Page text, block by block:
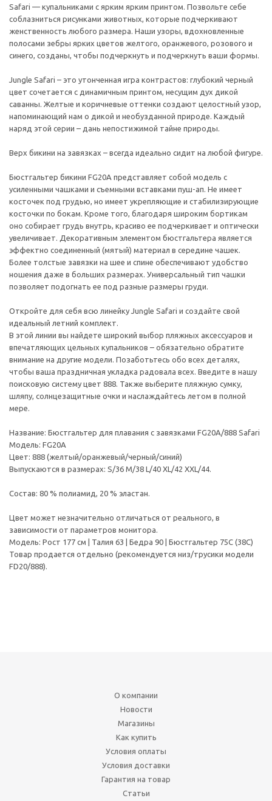
Safari — купальниками с ярким ярким принтом. Позвольте себе
соблазниться рисунками животных, которые подчеркивают
женственность любого размера. Наши узоры, вдохновленные
полосами зебры ярких цветов желтого, оранжевого, розового и
синего, созданы, чтобы подчеркнуть и подчеркнуть ваши формы.
Jungle Safari – это утонченная игра контрастов: глубокий черный
цвет сочетается с динамичным принтом, несущим дух дикой
саванны. Желтые и коричневые оттенки создают целостный узор,
напоминающий нам о дикой и необузданной природе. Каждый
наряд этой серии – дань непостижимой тайне природы.
Верх бикини на завязках – всегда идеально сидит на любой фигуре.
Бюстгальтер бикини FG20A представляет собой модель с
усиленными чашками и съемными вставками пуш-ап. Не имеет
косточек под грудью, но имеет укрепляющие и стабилизирующие
косточки по бокам. Кроме того, благодаря широким бортикам
оно собирает грудь внутрь, красиво ее подчеркивает и оптически
увеличивает. Декоративным элементом бюстгальтера является
эффектно соединенный (мятый) материал в середине чашек.
Более толстые завязки на шее и спине обеспечивают удобство
ношения даже в больших размерах. Универсальный тип чашки
позволяет подогнать ее под разные размеры груди.
Откройте для себя всю линейку Jungle Safari и создайте свой
идеальный летний комплект.
В этой линии вы найдете широкий выбор пляжных аксессуаров и
впечатляющих цельных купальников – обязательно обратите
внимание на другие модели. Позаботьтесь обо всех деталях,
чтобы ваша праздничная укладка радовала всех. Введите в нашу
поисковую систему цвет 888. Также выберите пляжную сумку,
шляпу, солнцезащитные очки и наслаждайтесь летом в полной
мере.
Название: Бюстгальтер для плавания с завязками FG20A/888 Safari
Модель: FG20A
Цвет: 888 (желтый/оранжевый/черный/синий)
Выпускаются в размерах: S/36 M/38 L/40 XL/42 XXL/44.
Состав: 80 % полиамид, 20 % эластан.
Цвет может незначительно отличаться от реального, в
зависимости от параметров монитора.
Модель: Рост 177 см | Талия 63 | Бедра 90 | Бюстгальтер 75С (38С)
Товар продается отдельно (рекомендуется низ/трусики модели
FD20/888).
О компании
Новости
Магазины
Как купить
Условия оплаты
Условия доставки
Гарантия на товар
Статьи